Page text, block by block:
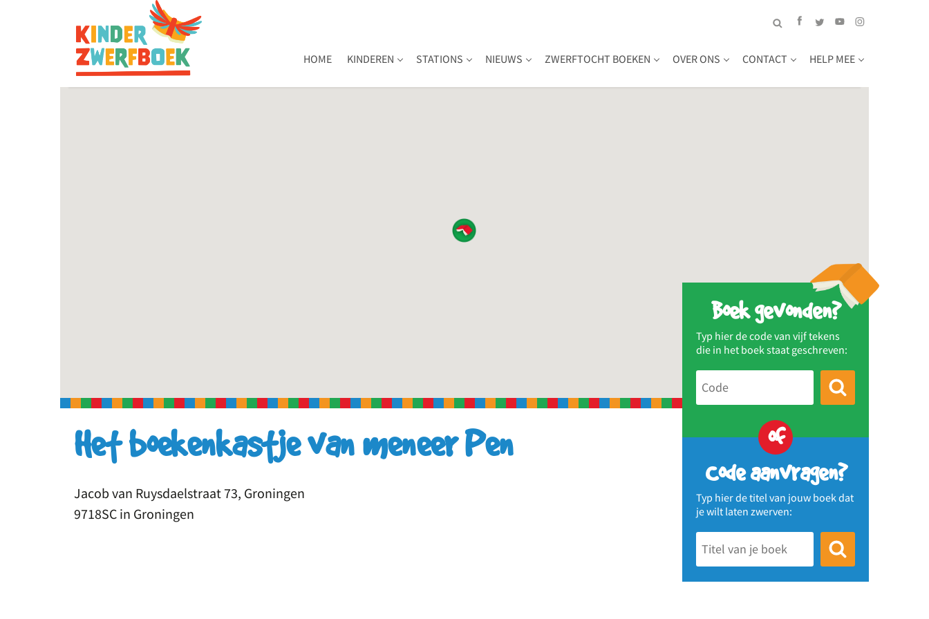
HOME KINDEREN STATIONS NIEUWS ZWERFTOCHT BOEKEN OVER ONS CONTACT HELP MEE
Boek gevonden?
Typ hier de code van vijf tekens
die in het boek staat geschreven:
of
Code aanvragen?
Typ hier de titel van jouw boek dat
je wilt laten zwerven:
Het boekenkastje van meneer Pen
Jacob van Ruysdaelstraat 73, Groningen
9718SC in Groningen